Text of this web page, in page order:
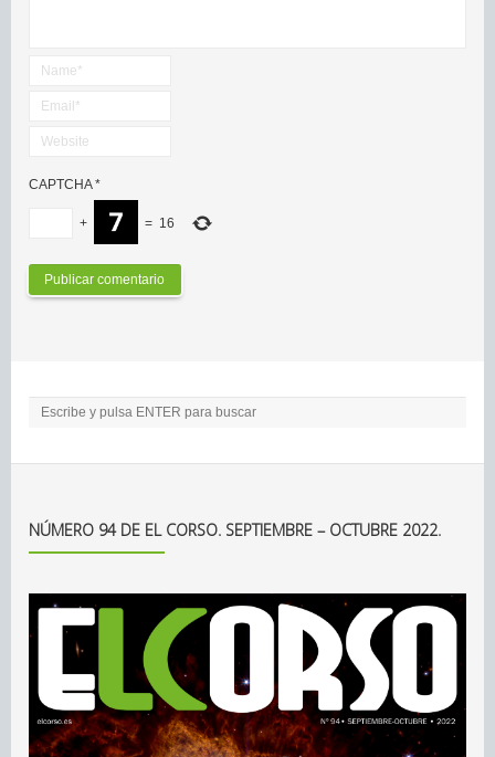
CAPTCHA*
+ = 16
NÚMERO 94 DE EL CORSO. SEPTIEMBRE – OCTUBRE 2022.